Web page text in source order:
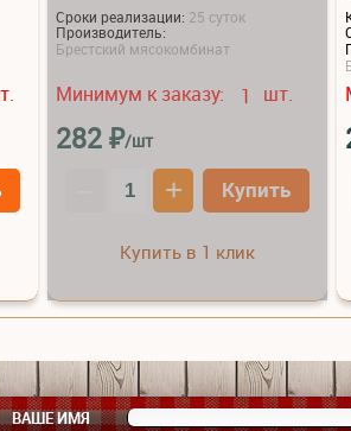
Сроки реализации: 25 суток
Производитель:
Брестский мясокомбинат
Минимум к заказу: 1 шт.
282₽/шт
+ Купить
Купить в 1 клик
ВАШЕ ИМЯ